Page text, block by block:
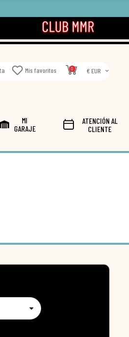
Mis favoritos 0 € EUR
MI
GARAJE
ATENCIÓN AL
CLIENTE